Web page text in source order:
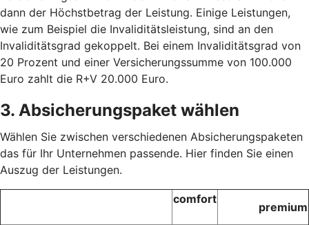
dann der Höchstbetrag der Leistung. Einige Leistungen,
wie zum Beispiel die Invaliditätsleistung, sind an den
Invaliditätsgrad gekoppelt. Bei einem Invaliditätsgrad von
20 Prozent und einer Versicherungssumme von 100.000
Euro zahlt die R+V 20.000 Euro.
3. Absicherungspaket wählen
Wählen Sie zwischen verschiedenen Absicherungspaketen
das für Ihr Unternehmen passende. Hier finden Sie einen
Auszug der Leistungen.
comfort
premium